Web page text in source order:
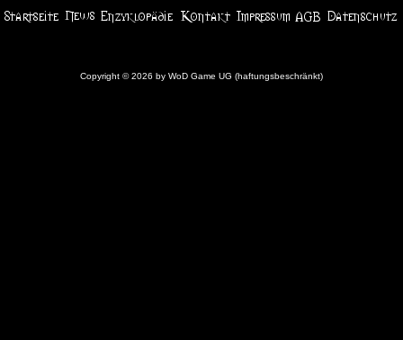
Copyright © 2026 by WoD Game UG (haftungsbeschränkt)